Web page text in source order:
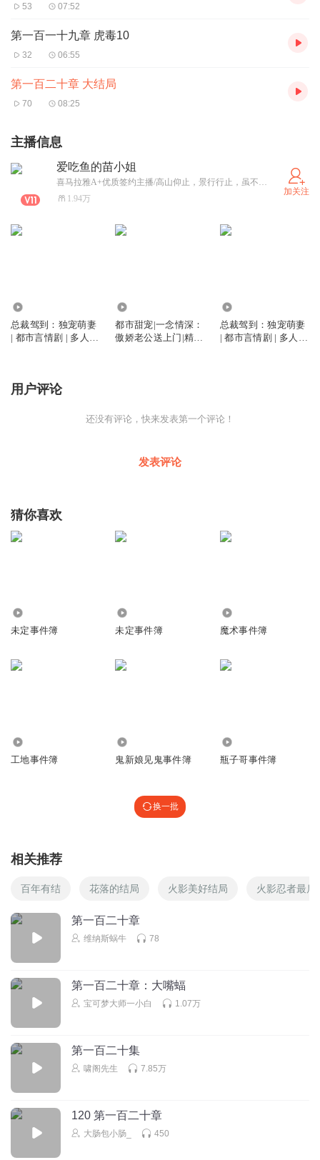
53 07:52
第一百一十九章 虎毒10
32 06:55
第一百二十章 大结局
70 08:25
主播信息
爱吃鱼的苗小姐
喜马拉雅A+优质签约主播/高山仰止，景行行止，虽不能至，然心向往之。
1.94万
加关注
总裁驾到：独宠萌妻
| 都市言情剧 | 多人有
都市甜宠|一念情深：
傲娇老公送上门|精品
总裁驾到：独宠萌妻
| 都市言情剧 | 多人有
用户评论
还没有评论，快来发表第一个评论！
发表评论
猜你喜欢
未定事件簿 未定事件簿 魔术事件簿
工地事件簿 鬼新娘见鬼事件簿 瓶子哥事件簿
换一批
相关推荐
百年有结 花落的结局 火影美好结局 火影忍者最后
第一百二十章
维纳斯蜗牛 78
第一百二十章：大嘴蝠
宝可梦大师一小白 1.07万
第一百二十集
啸阁先生 7.85万
120 第一百二十章
大肠包小肠_ 450